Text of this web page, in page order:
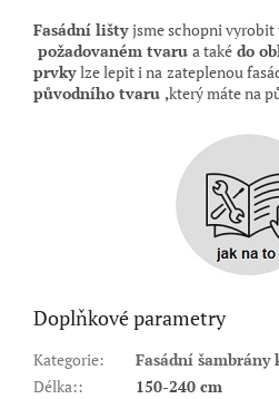
Fasádní lištyjsme schopni vyrobit
požadovaném tvaru a také do
prvky lze lepit i na zateplenou
původního tvaru ,který máte na
Doplňkové parametry
Kategorie:
Fasádní šambrány
Délka::
150-240 cm